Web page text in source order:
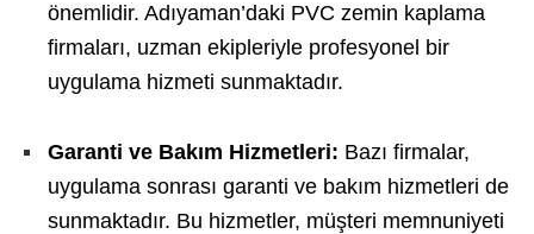
önemlidir. Adıyaman’daki PVC zemin kaplama
firmaları, uzman ekipleriyle profesyonel bir
uygulama hizmeti sunmaktadır.
Garanti ve Bakım Hizmetleri: Bazı firmalar,
uygulama sonrası garanti ve bakım hizmetleri de
sunmaktadır. Bu hizmetler, müşteri memnuniyeti